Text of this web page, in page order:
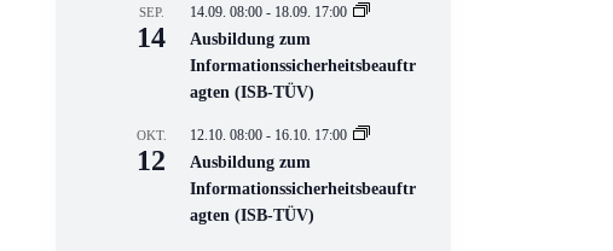
l
V
e
r
n
s
t
a
t
SEP.
14
14.09. 08:00 - 18.09. 17:00
Ausbildung zum
Informationssicherheitsbeauftr
agten (ISB-TÜV)
OKT.
12
12.10. 08:00 - 16.10. 17:00
Ausbildung zum
Informationssicherheitsbeauftr
agten (ISB-TÜV)